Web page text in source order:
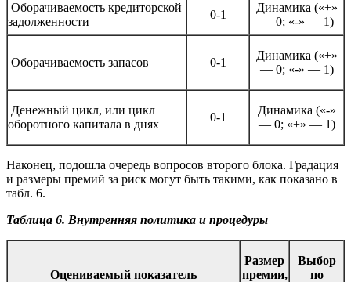
Оборачиваемость кредиторской
задолженности
0-1
Динамика («+»
— 0; «-» — 1)
Оборачиваемость запасов 0-1
Динамика («+»
— 0; «-» — 1)
Денежный цикл, или цикл
оборотного капитала в днях
0-1
Динамика («-»
— 0; «+» — 1)
Наконец, подошла очередь вопросов второго блока. Градация
и размеры премий за риск могут быть такими, как показано в
табл. 6.
Таблица 6. Внутренняя политика и процедуры
Оцениваемый показатель
Размер
премии,
Выбор
по